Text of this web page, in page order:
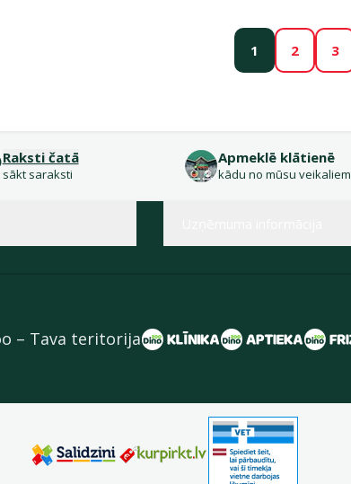
1 2 3
Raksti čatā
sākt saraksti
Apmeklē klātienē
kādu no mūsu veikaliem
– Tava teritorija